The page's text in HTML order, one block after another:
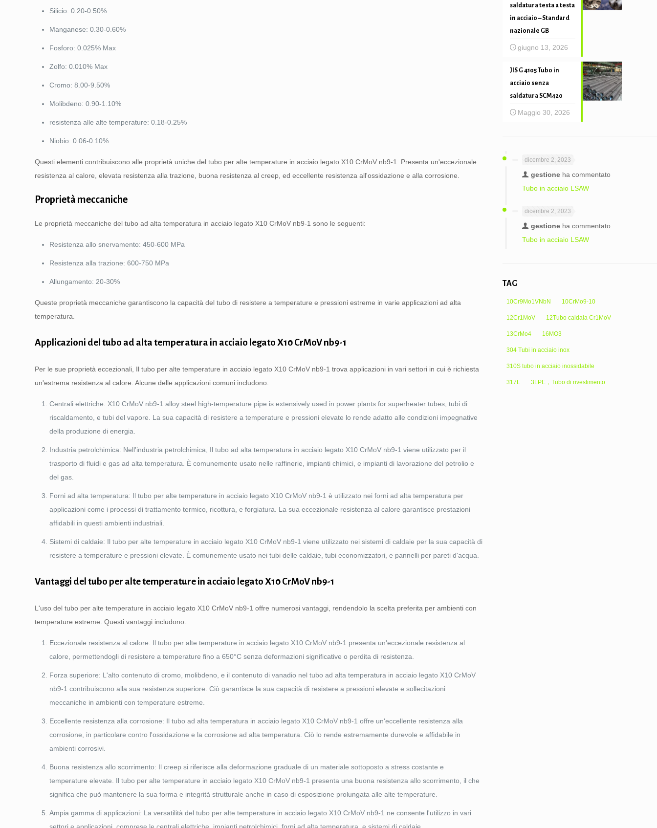
Silicio: 0.20-0.50%
Manganese: 0.30-0.60%
Fosforo: 0.025% Max
Zolfo: 0.010% Max
Cromo: 8.00-9.50%
Molibdeno: 0.90-1.10%
resistenza alle alte temperature: 0.18-0.25%
Niobio: 0.06-0.10%
Questi elementi contribuiscono alle proprietà uniche del tubo per alte temperature in acciaio legato X10 CrMoV nb9-1. Presenta un'eccezionale
resistenza al calore, elevata resistenza alla trazione, buona resistenza al creep, ed eccellente resistenza all'ossidazione e alla corrosione.
Proprietà meccaniche
Le proprietà meccaniche del tubo ad alta temperatura in acciaio legato X10 CrMoV nb9-1 sono le seguenti:
Resistenza allo snervamento: 450-600 MPa
Resistenza alla trazione: 600-750 MPa
Allungamento: 20-30%
Queste proprietà meccaniche garantiscono la capacità del tubo di resistere a temperature e pressioni estreme in varie applicazioni ad alta
temperatura.
Applicazioni del tubo ad alta temperatura in acciaio legato X10 CrMoV nb9-1
Per le sue proprietà eccezionali, Il tubo per alte temperature in acciaio legato X10 CrMoV nb9-1 trova applicazioni in vari settori in cui è richiesta
un'estrema resistenza al calore. Alcune delle applicazioni comuni includono:
Centrali elettriche:X10 CrMoV nb9-1 alloy steel high-temperature pipe is extensively used in power plants for superheater tubes, tubi di
riscaldamento, e tubi del vapore. La sua capacità di resistere a temperature e pressioni elevate lo rende adatto alle condizioni impegnative
della produzione di energia.
Industria petrolchimica: Nell'industria petrolchimica, Il tubo ad alta temperatura in acciaio legato X10 CrMoV nb9-1 viene utilizzato per il
trasporto di fluidi e gas ad alta temperatura. È comunemente usato nelle raffinerie, impianti chimici, e impianti di lavorazione del petrolio e
del gas.
Forni ad alta temperatura: Il tubo per alte temperature in acciaio legato X10 CrMoV nb9-1 è utilizzato nei forni ad alta temperatura per
applicazioni come i processi di trattamento termico, ricottura, e forgiatura. La sua eccezionale resistenza al calore garantisce prestazioni
affidabili in questi ambienti industriali.
Sistemi di caldaie: Il tubo per alte temperature in acciaio legato X10 CrMoV nb9-1 viene utilizzato nei sistemi di caldaie per la sua capacità di
resistere a temperature e pressioni elevate. È comunemente usato nei tubi delle caldaie, tubi economizzatori, e pannelli per pareti d'acqua.
Vantaggi del tubo per alte temperature in acciaio legato X10 CrMoV nb9-1
L'uso del tubo per alte temperature in acciaio legato X10 CrMoV nb9-1 offre numerosi vantaggi, rendendolo la scelta preferita per ambienti con
temperature estreme. Questi vantaggi includono:
Eccezionale resistenza al calore: Il tubo per alte temperature in acciaio legato X10 CrMoV nb9-1 presenta un'eccezionale resistenza al
calore, permettendogli di resistere a temperature fino a 650°C senza deformazioni significative o perdita di resistenza.
Forza superiore: L'alto contenuto di cromo, molibdeno, e il contenuto di vanadio nel tubo ad alta temperatura in acciaio legato X10 CrMoV
nb9-1 contribuiscono alla sua resistenza superiore. Ciò garantisce la sua capacità di resistere a pressioni elevate e sollecitazioni
meccaniche in ambienti con temperature estreme.
Eccellente resistenza alla corrosione: Il tubo ad alta temperatura in acciaio legato X10 CrMoV nb9-1 offre un'eccellente resistenza alla
corrosione, in particolare contro l'ossidazione e la corrosione ad alta temperatura. Ciò lo rende estremamente durevole e affidabile in
ambienti corrosivi.
Buona resistenza allo scorrimento: Il creep si riferisce alla deformazione graduale di un materiale sottoposto a stress costante e
temperature elevate. Il tubo per alte temperature in acciaio legato X10 CrMoV nb9-1 presenta una buona resistenza allo scorrimento, il che
significa che può mantenere la sua forma e integrità strutturale anche in caso di esposizione prolungata alle alte temperature.
Ampia gamma di applicazioni: La versatilità del tubo per alte temperature in acciaio legato X10 CrMoV nb9-1 ne consente l'utilizzo in vari
saldatura testa a testa
in acciaio – Standard
nazionale GB
giugno 13, 2026
JIS G 4105 Tubo in
acciaio senza
saldatura SCM420
Maggio 30, 2026
dicembre 2, 2023
gestioneha commentato
Tubo in acciaio LSAW
dicembre 2, 2023
gestioneha commentato
Tubo in acciaio LSAW
TAG
10Cr9Mo1VNbN 10CrMo9-10
12Cr1MoV 12Tubo caldaia Cr1MoV
13CrMo4 16MO3
304 Tubi in acciaio inox
310S tubo in acciaio inossidabile
317L 3LPE，Tubo di rivestimento